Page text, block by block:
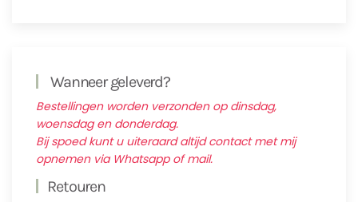
Wanneer geleverd?
Bestellingen worden verzonden op dinsdag,
woensdag en donderdag.
Bij spoed kunt u uiteraard altijd contact met mij
opnemen via Whatsapp of mail.
Retouren